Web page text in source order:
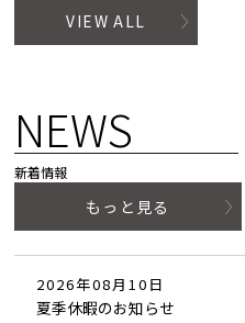
VIEW ALL
NEWS
新着情報
もっと見る
2026年08月10日
夏季休暇のお知らせ